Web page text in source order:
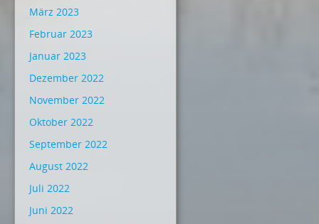
März 2023
Februar 2023
Januar 2023
Dezember 2022
November 2022
Oktober 2022
September 2022
August 2022
Juli 2022
Juni 2022